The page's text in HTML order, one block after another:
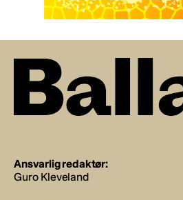
Ansvarlig redaktør:
Guro Kleveland